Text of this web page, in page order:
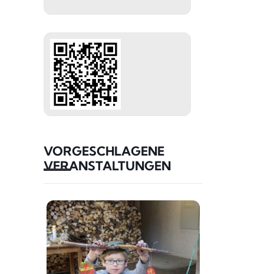
VORGESCHLAGENE
VERANSTALTUNGEN